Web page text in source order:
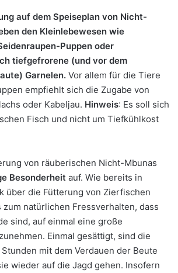
auf dem Speiseplan von Nicht-
den Kleinlebewesen wie
Puppen oder
tiefgefrorene (und vor dem
Garnelen. Vor allem für die Tiere
empfiehlt sich die Zugabe von
oder Kabeljau. Hinweis: Es soll sich
Fisch und nicht um Tiefkühlkost
von räuberischen Nicht-Mbunas
Besonderheit auf. Wie bereits in
über die Fütterung von Zierfischen
natürlichen Fressverhalten, dass
sind, auf einmal eine große
Einmal gesättigt, sind die
mit dem Verdauen der Beute
wieder auf die Jagd gehen. Insofern